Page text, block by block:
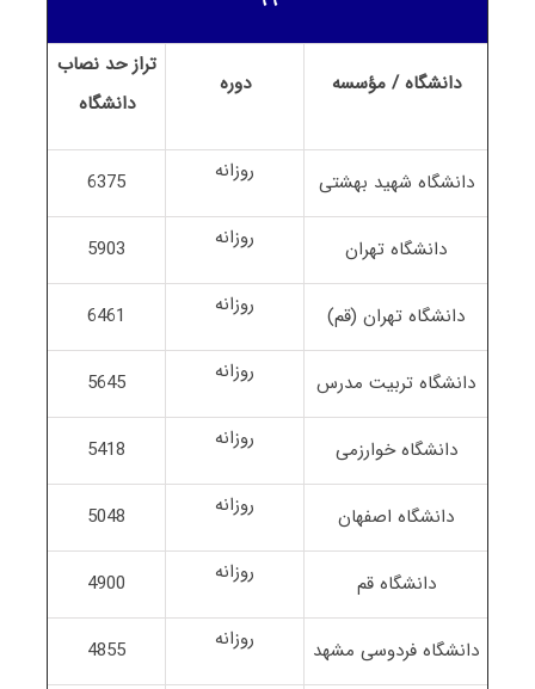
دانشگاه / مؤسسه دوره
تراز حد نصاب
دانشگاه
دانشگاه شهید بهشتی روزانه 6375
دانشگاه تهران روزانه 5903
دانشگاه تهران (قم) روزانه 6461
دانشگاه تربیت مدرس روزانه 5645
دانشگاه خوارزمی روزانه 5418
دانشگاه اصفهان روزانه 5048
دانشگاه قم روزانه 4900
دانشگاه فردوسی مشهد روزانه 4855